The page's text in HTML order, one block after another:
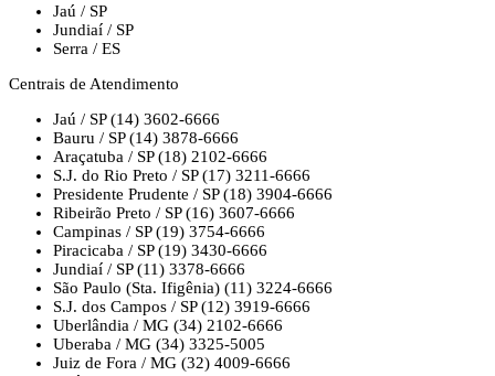
Jaú / SP
Jundiaí / SP
Serra / ES
Centrais de Atendimento
Jaú / SP (14) 3602-6666
Bauru / SP (14) 3878-6666
Araçatuba / SP (18) 2102-6666
S.J. do Rio Preto / SP (17) 3211-6666
Presidente Prudente / SP (18) 3904-6666
Ribeirão Preto / SP (16) 3607-6666
Campinas / SP (19) 3754-6666
Piracicaba / SP (19) 3430-6666
Jundiaí / SP (11) 3378-6666
São Paulo (Sta. Ifigênia) (11) 3224-6666
S.J. dos Campos / SP (12) 3919-6666
Uberlândia / MG (34) 2102-6666
Uberaba / MG (34) 3325-5005
Juiz de Fora / MG (32) 4009-6666